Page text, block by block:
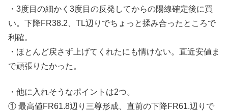
・3度目の細かく3度目の反発してからの陽線確定後に買
い。下降FR38.2、TL辺りでちょっと揉み合ったところで
利確。
・ほとんど戻さず上げてくれたにも情けない。直近安値ま
で頑張りたかった。
・他に入れそうなポイントは2つ。
① 最高値FR61.8辺り三尊形成、直前の下降FR61.辺りで